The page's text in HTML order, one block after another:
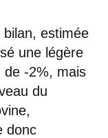
estimée
une légère
de -2%, mais
du
donc